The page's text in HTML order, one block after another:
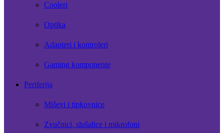
Cooleri
Optika
Adapteri i kontroleri
Gaming komponente
Periferija
Miševi i tipkovnice
Zvučnici, slušalice i mikrofoni